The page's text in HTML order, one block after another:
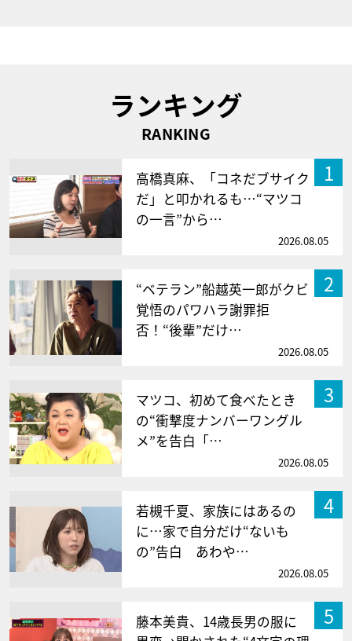
ランキング
RANKING
1
高橋真麻、「コネだブサイク
だ」と叩かれるも…“マツコ
の一言”から…
2026.08.05
2
“ベテラン”船越英一郎がクビ
覚悟のパワハラ謝罪拒
否！“後輩”だけ…
2026.08.05
3
マツコ、初めて食べたとき
の“衝撃度ナンバーワングル
メ”を告白「…
2026.08.05
4
若槻千夏、家族にはあるの
に…家で自分だけ“ないも
の”告白 あわや…
2026.08.05
5
藤本美貴、14歳長男の服に